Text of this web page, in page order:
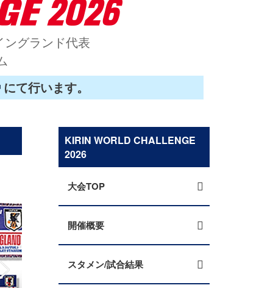
グランド代表
にて行います。
KIRIN WORLD CHALLENGE
2026
大会TOP
開催概要
スタメン/試合結果